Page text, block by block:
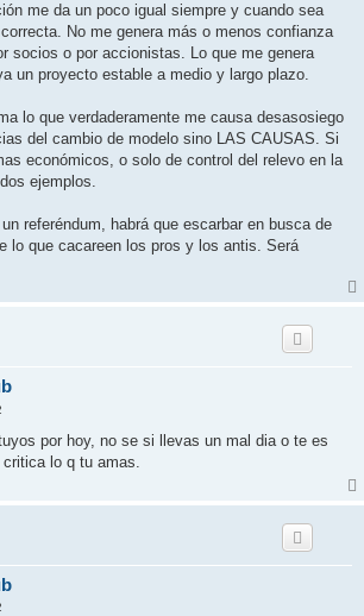
me da un poco igual siempre y cuando sea
No me genera más o menos confianza
socios o por accionistas. Lo que me genera
un proyecto estable a medio y largo plazo.
lo que verdaderamente me causa desasosiego
del cambio de modelo sino LAS CAUSAS. Si
económicos, o solo de control del relevo en la
ejemplos.
referéndum, habrá que escarbar en busca de
lo que cacareen los pros y los antis. Será
por hoy, no se si llevas un mal dia o te es
lo q tu amas.